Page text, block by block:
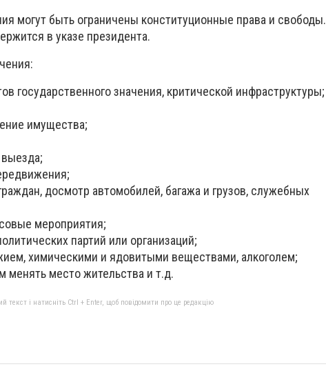
могут быть ограничены конституционные права и свободы.
в указе президента.
государственного значения, критической инфраструктуры;
имущества;
досмотр автомобилей, багажа и грузов, служебных
мероприятия;
партий или организаций;
химическими и ядовитыми веществами, алкоголем;
менять место жительства и т.д.
текст і натисніть Ctrl + Enter, щоб повідомити про це редакцію